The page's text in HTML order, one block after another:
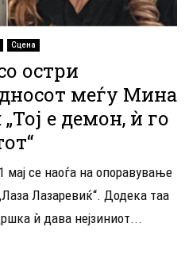
Сцена
остри
меѓу Мина
е демон, ѝ го
мај се наоѓа на опоравување
Лазаревиќ“. Додека таа
ѝ дава нејзиниот...